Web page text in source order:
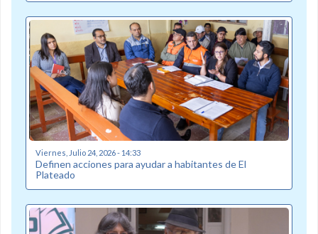
Viernes, Julio 24, 2026 - 14:33
Definen acciones para ayudar a habitantes de El
Plateado